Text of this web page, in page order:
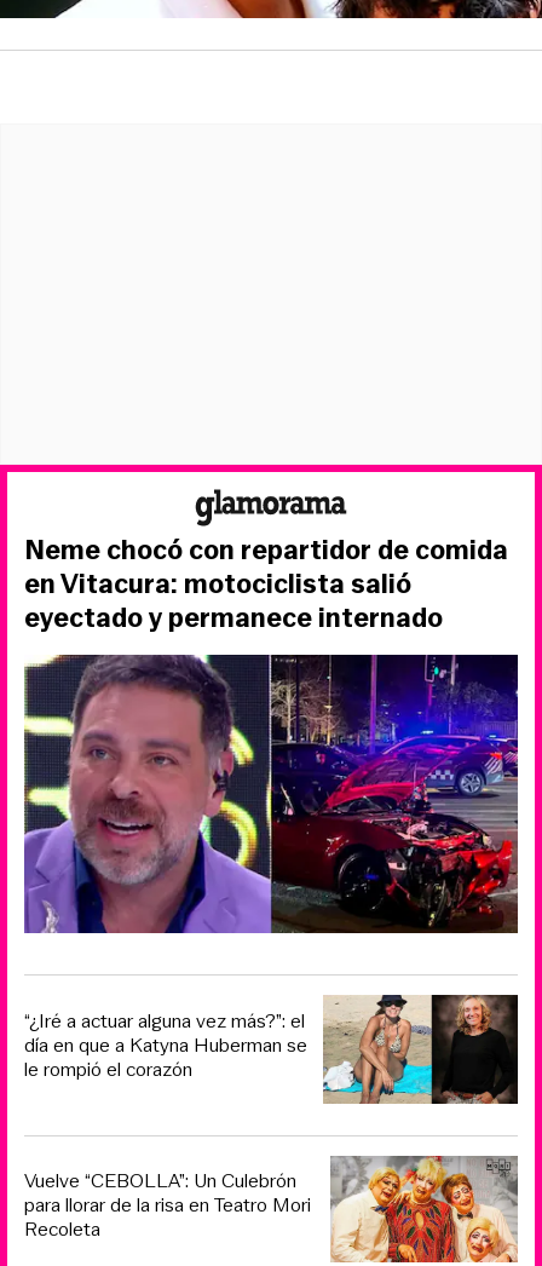
Neme chocó con repartidor de comida
en Vitacura: motociclista salió
eyectado y permanece internado
“¿Iré a actuar alguna vez más?”: el
día en que a Katyna Huberman se
le rompió el corazón
Vuelve “CEBOLLA”: Un Culebrón
para llorar de la risa en Teatro Mori
Recoleta